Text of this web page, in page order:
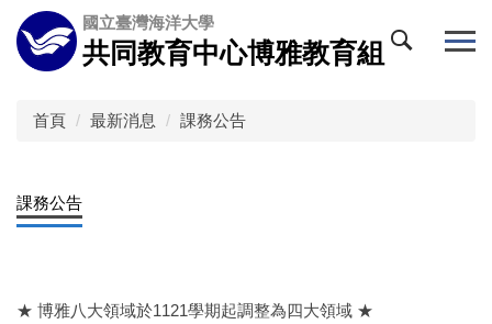
跳
到
主
國立臺灣海洋大學
共同教育中心博雅教育組
首頁 最新消息 課務公告
課務公告
★ 博雅八大領域於1121學期起調整為四大領域 ★